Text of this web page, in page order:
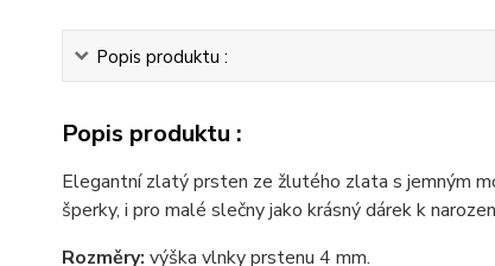
Popis produktu :
Popis produktu :
Elegantní zlatý prsten ze žlutého zlata s jemným
šperky, i pro malé slečny jako krásný dárek k
Rozměry: výška vlnky prstenu 4 mm.